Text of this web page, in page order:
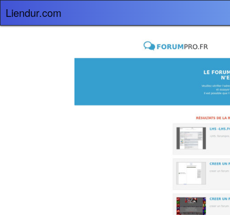
Liendur.com